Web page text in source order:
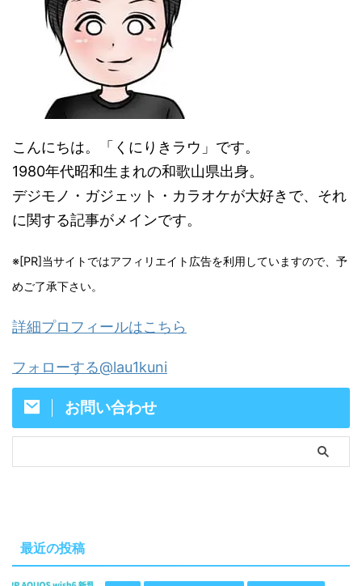
こんにちは。「くにりきラウ」です。
1980年代昭和生まれの和歌山県出身。
デジモノ・ガジェット・カラオケが大好きで、それ
に関する記事がメインです。
※[PR]当サイトではアフィリエイト広告を利用していますので、予
めご了承下さい。
詳細プロフィールはこちら
フォローする@lau1kuni
お問い合わせ
最近の投稿